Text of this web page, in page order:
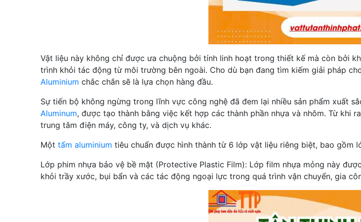
Vật liệu này không chỉ được ưa chuộng bởi tính linh hoạt trong thiết kế mà còn bởi
trình khỏi tác động từ môi trường bên ngoài. Cho dù bạn đang tìm kiếm giải pháp
Aluminium chắc chắn sẽ là lựa chọn hàng đầu.
Sự tiến bộ không ngừng trong lĩnh vực công nghệ đã đem lại nhiều sản phẩm xuất
Aluminum, được tạo thành bằng việc kết hợp các thành phần nhựa và nhôm. Từ khi
trung tâm điện máy, công ty, và dịch vụ khác.
Một tấm aluminium tiêu chuẩn được hình thành từ 6 lớp vật liệu riêng biệt, bao gồm
Lớp phim nhựa bảo vệ bề mặt (Protective Plastic Film): Lớp film nhựa mỏng này
khỏi trầy xước, bụi bẩn và các tác động ngoại lực trong quá trình vận chuyển, gia